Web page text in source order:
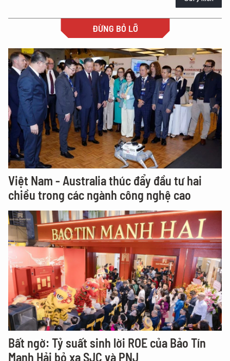
ĐỪNG BỎ LỠ
Việt Nam - Australia thúc đẩy đầu tư hai
chiều trong các ngành công nghệ cao
Bất ngờ: Tỷ suất sinh lời ROE của Bảo Tín
Mạnh Hải bỏ xa SJC và PNJ